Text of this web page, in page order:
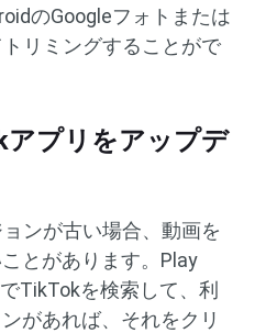
のGoogleフォトまたは
リミングすることがで
アプリをアップデ
ンが古い場合、動画を
とがあります。Play
TikTokを検索して、利
があれば、それをクリ